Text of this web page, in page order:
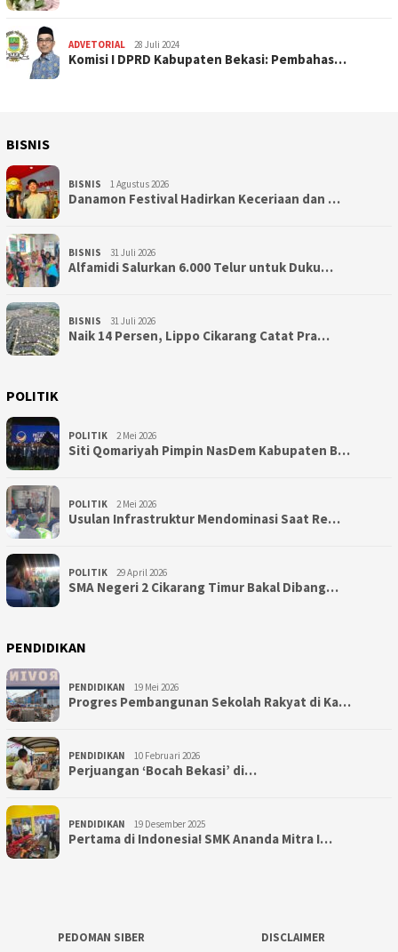
ADVETORIAL 28 Juli 2024
Komisi I DPRD Kabupaten Bekasi: Pembahas…
BISNIS
BISNIS 1 Agustus 2026
Danamon Festival Hadirkan Keceriaan dan …
BISNIS 31 Juli 2026
Alfamidi Salurkan 6.000 Telur untuk Duku…
BISNIS 31 Juli 2026
Naik 14 Persen, Lippo Cikarang Catat Pra…
POLITIK
POLITIK 2 Mei 2026
Siti Qomariyah Pimpin NasDem Kabupaten B…
POLITIK 2 Mei 2026
Usulan Infrastruktur Mendominasi Saat Re…
POLITIK 29 April 2026
SMA Negeri 2 Cikarang Timur Bakal Dibang…
PENDIDIKAN
PENDIDIKAN 19 Mei 2026
Progres Pembangunan Sekolah Rakyat di Ka…
PENDIDIKAN 10 Februari 2026
Perjuangan ‘Bocah Bekasi’ di…
PENDIDIKAN 19 Desember 2025
Pertama di Indonesia! SMK Ananda Mitra I…
PEDOMAN SIBER DISCLAIMER